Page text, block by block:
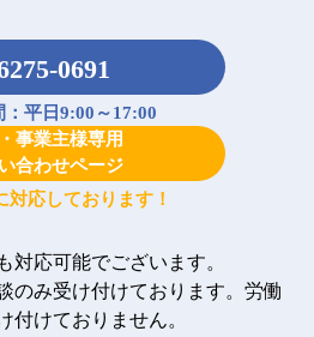
0691
：平日9:00～17:00
事業主様専用
合わせページ
対応しております！
応可能でございます。
のみ受け付けております。労働
付けておりません。